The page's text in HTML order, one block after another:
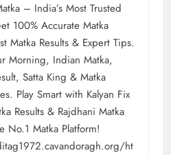
– India’s Most Trusted
100% Accurate Matka
Matka Results & Expert Tips.
Morning, Indian Matka,
Satta King & Matka
Play Smart with Kalyan Fix
Results & Rajdhani Matka
No.1 Matka Platform!
ht